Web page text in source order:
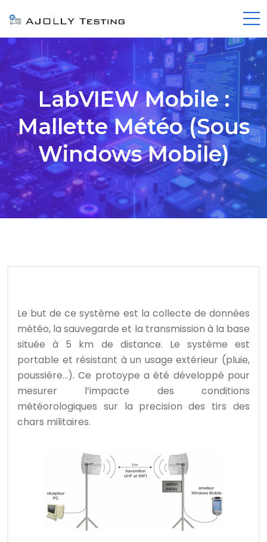
LabVIEW Mobile :
Mallette Météo (sous
Windows Mobile)
Le but de ce système est la collecte de données
météo, la sauvegarde et la transmission à la base
située à 5 km de distance. Le système est
portable et résistant à un usage extérieur (pluie,
poussière…). Ce protoype a été développé pour
mesurer l’impacte des conditions
météorologiques sur la precision des tirs des
chars militaires.